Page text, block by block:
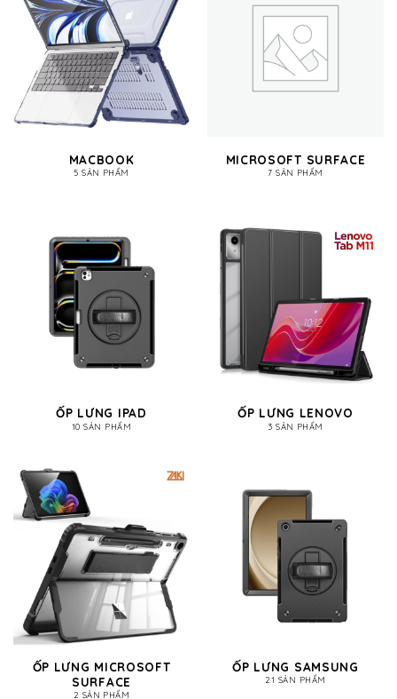
MACBOOK
5 SẢN PHẨM
MICROSOFT SURFACE
7 SẢN PHẨM
ỐP LƯNG IPAD
10 SẢN PHẨM
ỐP LƯNG LENOVO
3 SẢN PHẨM
ỐP LƯNG MICROSOFT
SURFACE
2 SẢN PHẨM
ỐP LƯNG SAMSUNG
21 SẢN PHẨM